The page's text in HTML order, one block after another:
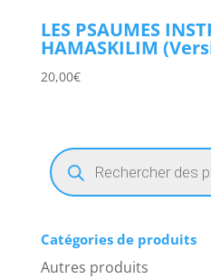
LES PSAUMES
HAMASKILIM
20,00€
Recherche
de
produits
Catégories de produits
Autres produits